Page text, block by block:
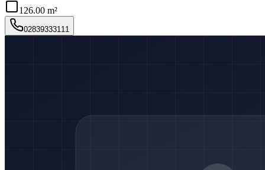
126.00 m²
02839333111